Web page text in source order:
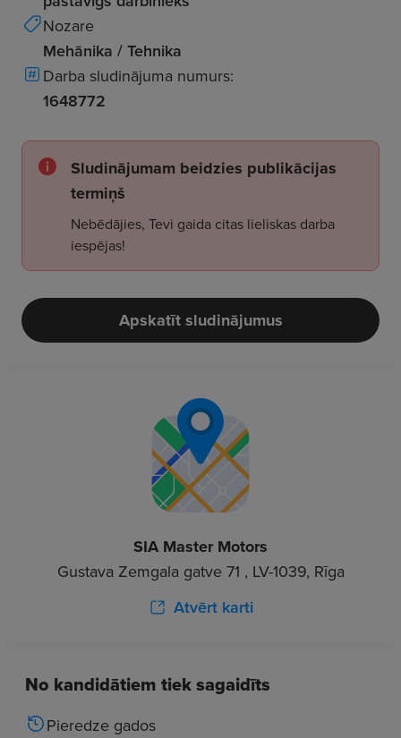
Nozare
Mehānika / Tehnika
Darba sludinājuma numurs:
1648772
Sludinājumam beidzies publikācijas
termiņš
Nebēdājies, Tevi gaida citas lieliskas darba
iespējas!
Apskatīt sludinājumus
SIA Master Motors
Gustava Zemgala gatve 71 , LV-1039, Rīga
Atvērt karti
No kandidātiem tiek sagaidīts
Pieredze gados